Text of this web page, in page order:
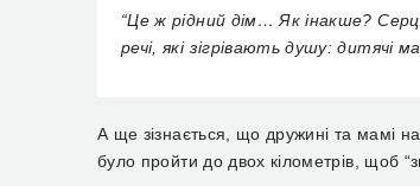
“Це ж рідний дім… Як інакше?
речі, які зігрівають душу: дитячі
А ще зізнається , що дружині та мамі
було пройти до двох кілометрів, щоб